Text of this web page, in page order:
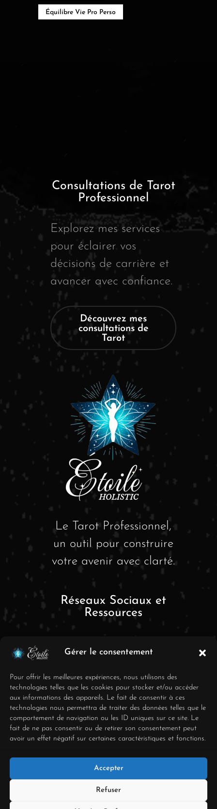
Gérer le consentement
Pour offrir les meilleures expériences, nous utilisons des
technologies telles que les cookies pour stocker et/ou accéder
aux informations des appareils. Le fait de consentir à ces
technologies nous permettra de traiter des données telles que le
comportement de navigation ou les ID uniques sur ce site. Le
fait de ne pas consentir ou de retirer son consentement peut
avoir un effet négatif sur certaines caractéristiques et fonctions.
Accepter
Refuser
Équilibre Vie Pro Perso
Consultations de Tarot
Professionnel
Explorez mes services
pour éclairer vos
décisions de carrière et
avancer avec confiance.
Découvrez mes
consultations de
Tarot
Le Tarot Professionnel,
un outil pour construire
votre avenir avec clarté.
Réseaux Sociaux et
Ressources
FAQ
Mentions Légales
Conditions générales de
vente
Déclaration de
confidentialité
Politique de cookies